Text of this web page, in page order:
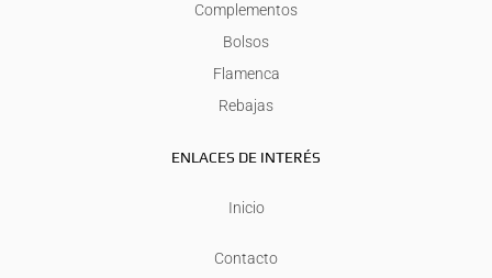
Complementos
Bolsos
Flamenca
Rebajas
ENLACES DE INTERÉS
Inicio
Contacto